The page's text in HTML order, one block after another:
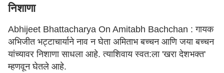
निशाणा
Abhijeet Bhattacharya On Amitabh Bachchan : गायक
अभिजीत भट्टाचार्याने नाव न घेता अमिताभ बच्चन आणि जया बच्चन
यांच्यावर निशाणा साधला आहे. त्याशिवाय स्वत:ला 'खरा देशभक्त'
म्हणवून घेतले आहे.